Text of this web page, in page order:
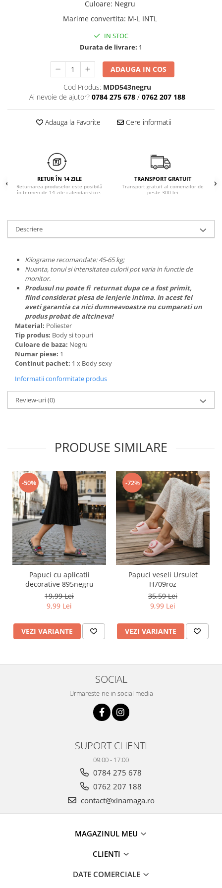
Pret unic 9.99 Lei
Seturi și Compleuri
Culoare: Negru
Marime convertita: M-L INTL
IN STOC
Durata de livrare: 1
ADAUGA IN COS
Cod Produs: MDD543negru
Ai nevoie de ajutor? 0784 275 678 / 0762 207 188
Adauga la Favorite Cere informatii
RETUR ÎN 14 ZILE
Returnarea produselor este posibilă
în termen de 14 zile calendaristice.
TRANSPORT GRATUIT
Transport gratuit al comenzilor de
peste 300 lei
Descriere
Kilograme recomandate: 45-65 kg;
Nuanta, tonul si intensitatea culorii pot varia in functie de
monitor.
Produsul nu poate fi returnat dupa ce a fost primit,
fiind considerat piesa de lenjerie intima. In acest fel
aveti garantia ca nici dumneavoastra nu cumparati un
produs probat de altcineva!
Material: Poliester
Tip produs: Body si topuri
Culoare de baza: Negru
Numar piese: 1
Continut pachet: 1 x Body sexy
Informatii conformitate produs
Review-uri(0)
PRODUSE SIMILARE
-50%
Papuci cu aplicatii
decorative 895negru
19,99 Lei
9,99 Lei
VEZI VARIANTE
-72%
Papuci veseli Ursulet
H709roz
35,59 Lei
9,99 Lei
VEZI VARIANTE
SOCIAL
Urmareste-ne in social media
SUPORT CLIENTI
09:00 - 17:00
0784 275 678
0762 207 188
contact@xinamaga.ro
MAGAZINUL MEU
CLIENTI
DATE COMERCIALE